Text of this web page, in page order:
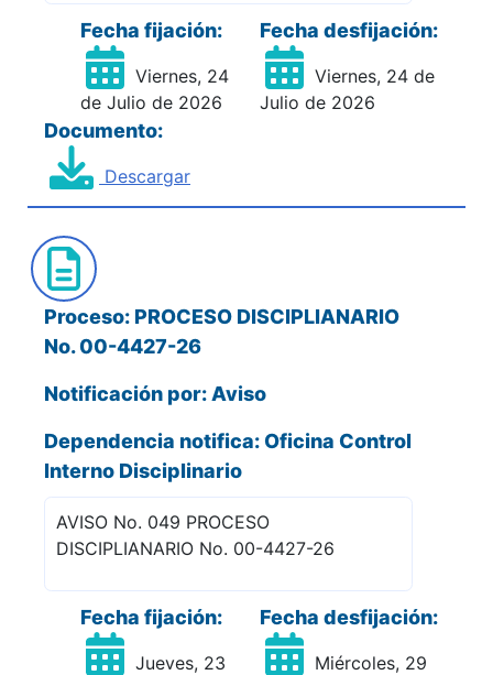
Fecha fijación:
Viernes, 24
de Julio de 2026
Fecha desfijación:
Viernes, 24 de
Julio de 2026
Documento:
Descargar
Proceso: PROCESO DISCIPLIANARIO
No. 00-4427-26
Notificación por: Aviso
Dependencia notifica: Oficina Control
Interno Disciplinario
AVISO No. 049 PROCESO
DISCIPLIANARIO No. 00-4427-26
Fecha fijación:
Jueves, 23
Fecha desfijación:
Miércoles, 29